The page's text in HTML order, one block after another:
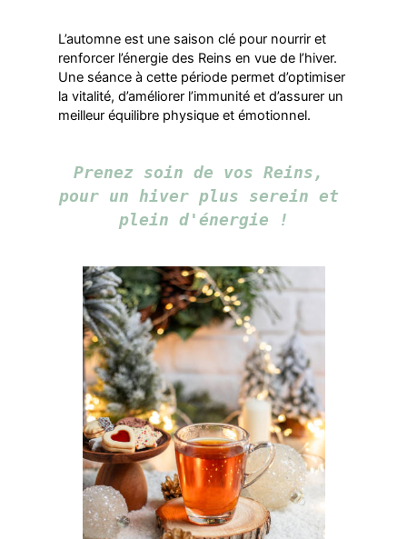
L’automne est une saison clé pour nourrir et
renforcer l’énergie des Reins en vue de l’hiver.
Une séance à cette période permet d’optimiser
la vitalité, d’améliorer l’immunité et d’assurer un
meilleur équilibre physique et émotionnel.
Prenez soin de vos Reins,
pour un hiver plus serein et
plein d'énergie !